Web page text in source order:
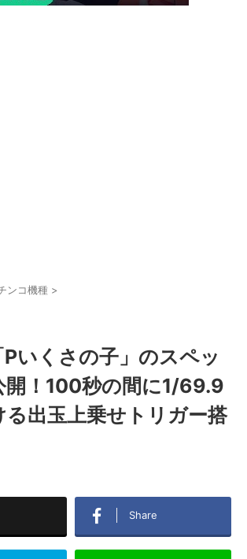
ンコ機種 >
Pいくさの子」のスペッ
開！100秒の間に1/69.9
る出玉上乗せトリガー搭
Share